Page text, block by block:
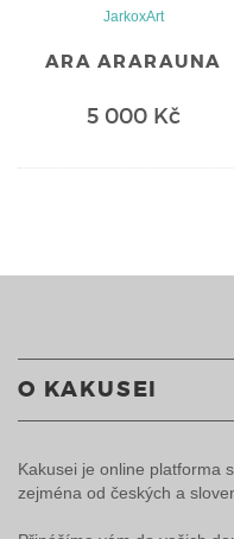
JarkoxArt
ARA ARARAUNA
5 000 Kč
O KAKUSEI
Kakusei je online platforma
zejména od českých a